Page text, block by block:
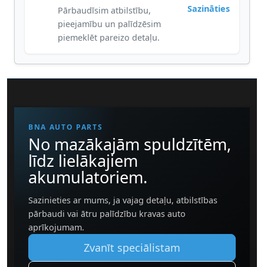
Pārbaudīsim atbilstību,
pieejamību un palīdzēsim
piemeklēt pareizo detaļu.
Sazināties
BNA AUTO PARTS
No mazākajām spuldzītēm,
līdz lielākajiem
akumulatoriem.
Sazinieties ar mums, ja vajag detaļu, atbilstības
pārbaudi vai ātru palīdzību kravas auto
aprīkojumam.
Zvanīt speciālistam